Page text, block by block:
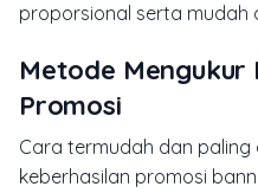
proporsional serta mudah
Metode Mengukur
Promosi
Cara termudah dan
keberhasilan promosi